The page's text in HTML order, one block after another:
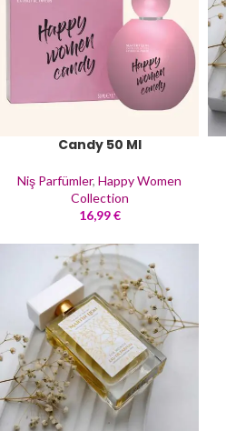
Candy 50 Ml
Niş Parfümler, Happy Women
Collection
16,99€